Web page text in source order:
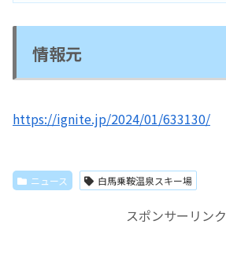
情報元
https://ignite.jp/2024/01/633130/
ニュース 白馬乗鞍温泉スキー場
スポンサーリンク